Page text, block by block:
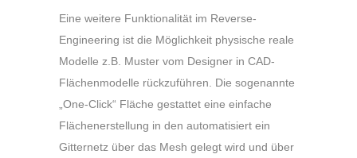
Eine weitere Funktionalität im Reverse-
Engineering ist die Möglichkeit physische reale
Modelle z.B. Muster vom Designer in CAD-
Flächenmodelle rückzuführen. Die sogenannte
„One-Click“ Fläche gestattet eine einfache
Flächenerstellung in den automatisiert ein
Gitternetz über das Mesh gelegt wird und über